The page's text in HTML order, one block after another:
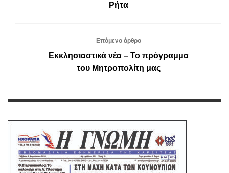
Ρήτα
Επόμενο άρθρο
Εκκλησιαστικά νέα – Το πρόγραμμα
του Μητροπολίτη μας